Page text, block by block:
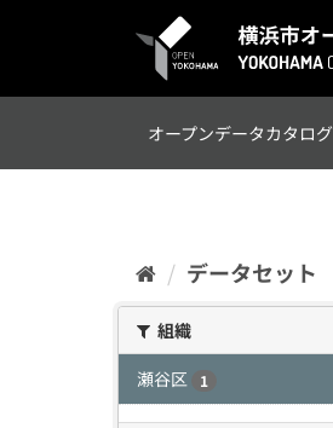
オープンデータカタログ
データセット
組織
瀬谷区
1